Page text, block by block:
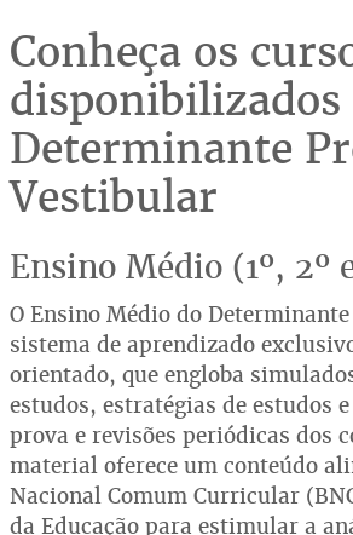
Conheça os
disponibilizados
Determinante
Vestibular
Ensino Médio (1º, 2º
O Ensino Médio do
sistema de aprendizado
orientado, que engloba
estudos, estratégias de estudos
prova e revisões periódicas dos
material oferece um conteúdo
Nacional Comum Curricular
da Educação para estimular a